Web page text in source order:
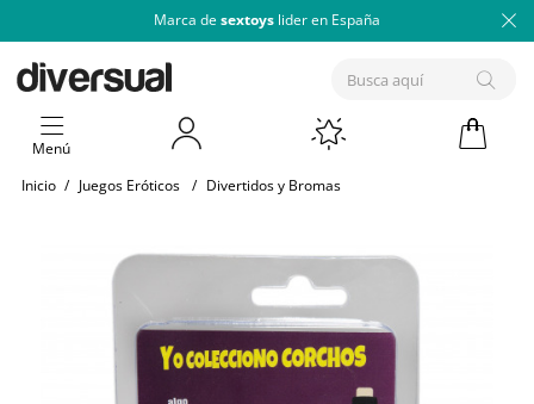
Marca de sextoys lider en España
Menú
Inicio / Juegos Eróticos / Divertidos y Bromas